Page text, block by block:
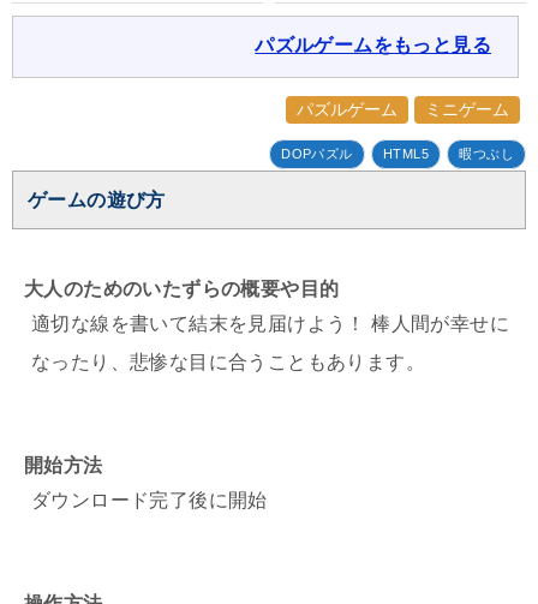
パズルゲームをもっと見る
パズルゲーム ミニゲーム
DOPパズル HTML5 暇つぶし
ゲームの遊び方
大人のためのいたずらの概要や目的
適切な線を書いて結末を見届けよう！ 棒人間が幸せに
なったり、悲惨な目に合うこともあります。
開始方法
ダウンロード完了後に開始